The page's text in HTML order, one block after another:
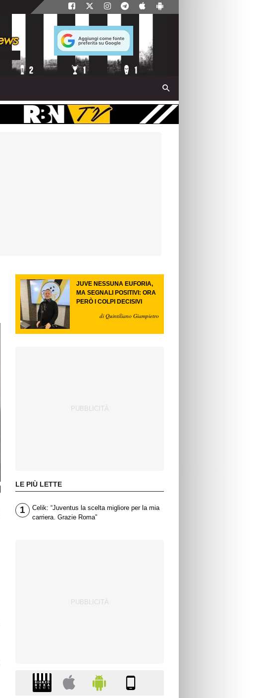
JUVE NESSUNA EUFORIA,
MA SEGNALI POSITIVI: ORA
PERÒ I COLPI DECISIVI
di Quintiliano Giampietro
LE PIÙ LETTE
1
Celik: “Juventus la scelta migliore per la mia
carriera. Grazie Roma”